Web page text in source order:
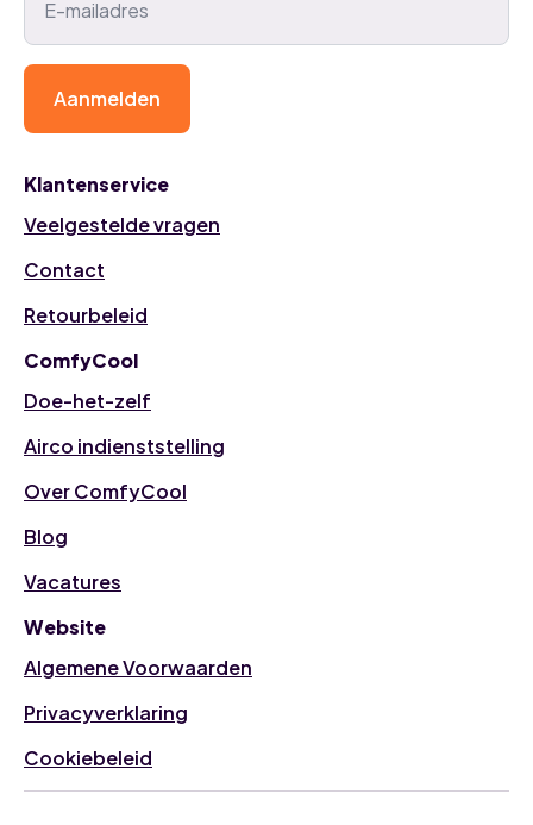
Klantenservice
Veelgestelde vragen
Contact
Retourbeleid
ComfyCool
Doe-het-zelf
Airco indienststelling
Over ComfyCool
Blog
Vacatures
Website
Algemene Voorwaarden
Privacyverklaring
Cookiebeleid
Aanmelden